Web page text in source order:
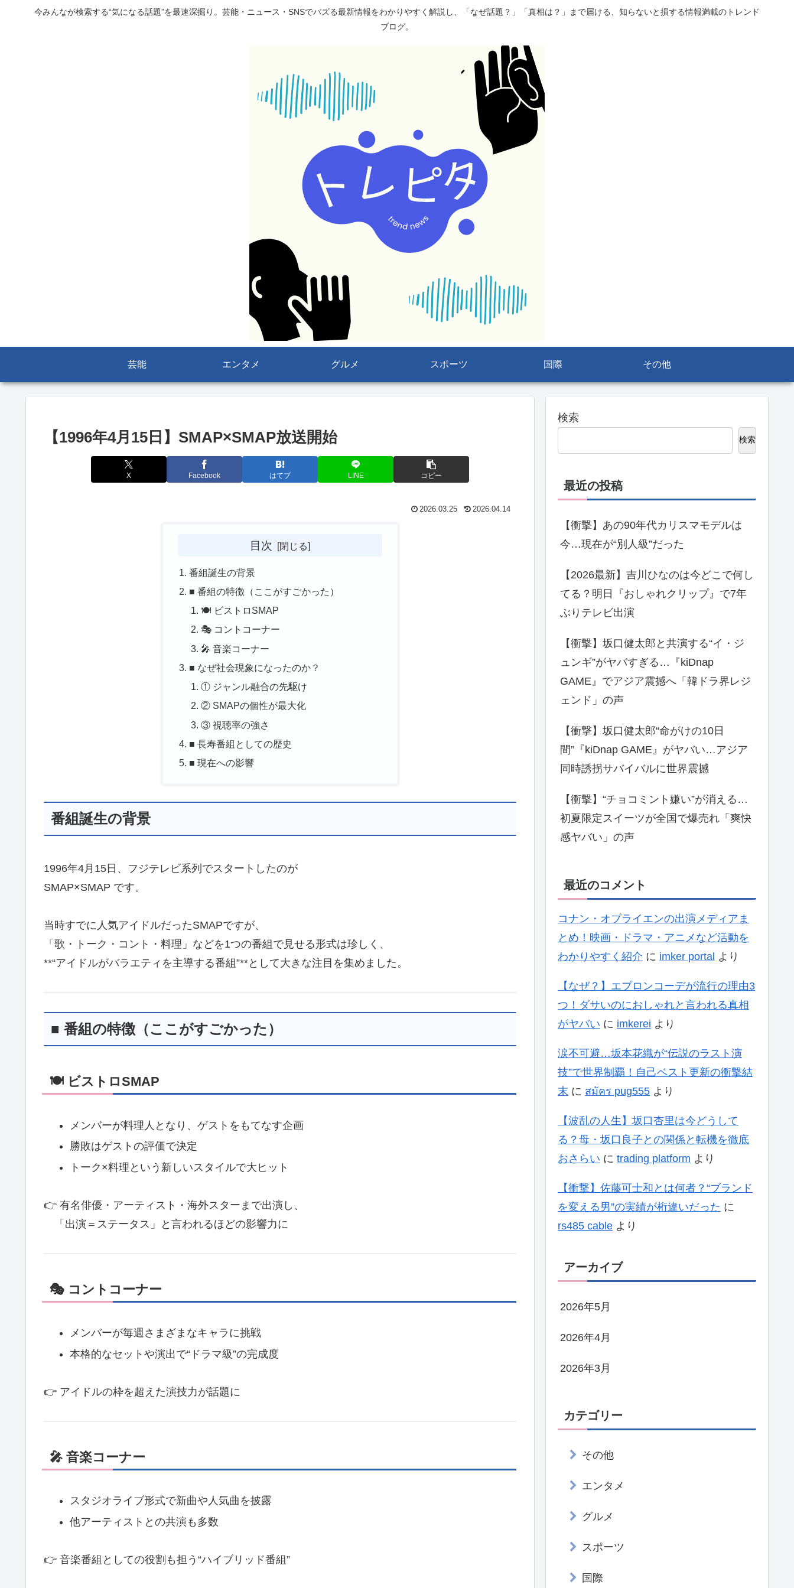
今みんなが検索する“気になる話題”を最速深掘り。芸能・ニュース・SNSでバズる最新情報をわかりやすく解説し、「なぜ話題？」「真相は？」まで届ける、知らないと損する情報満載のトレンド
ブログ。
芸能 エンタメ グルメ スポーツ 国際 その他
【1996年4月15日】SMAP×SMAP放送開始
X Facebook はてブ LINE コピー
2026.03.25 2026.04.14
目次
番組誕生の背景
■ 番組の特徴（ここがすごかった）
🍽 ビストロSMAP
🎭 コントコーナー
🎤 音楽コーナー
■ なぜ社会現象になったのか？
① ジャンル融合の先駆け
② SMAPの個性が最大化
③ 視聴率の強さ
■ 長寿番組としての歴史
■ 現在への影響
番組誕生の背景
1996年4月15日、フジテレビ系列でスタートしたのが
SMAP×SMAP です。
当時すでに人気アイドルだったSMAPですが、
「歌・トーク・コント・料理」などを1つの番組で見せる形式は珍しく、
**“アイドルがバラエティを主導する番組”**として大きな注目を集めました。
■ 番組の特徴（ここがすごかった）
🍽 ビストロSMAP
メンバーが料理人となり、ゲストをもてなす企画
勝敗はゲストの評価で決定
トーク×料理という新しいスタイルで大ヒット
👉 有名俳優・アーティスト・海外スターまで出演し、
「出演＝ステータス」と言われるほどの影響力に
🎭 コントコーナー
メンバーが毎週さまざまなキャラに挑戦
本格的なセットや演出で“ドラマ級”の完成度
👉 アイドルの枠を超えた演技力が話題に
🎤 音楽コーナー
スタジオライブ形式で新曲や人気曲を披露
他アーティストとの共演も多数
👉 音楽番組としての役割も担う“ハイブリッド番組”
検索
検索
最近の投稿
【衝撃】あの90年代カリスマモデルは
今…現在が“別人級”だった
【2026最新】吉川ひなのは今どこで何し
てる？明日『おしゃれクリップ』で7年
ぶりテレビ出演
【衝撃】坂口健太郎と共演する“イ・ジ
ュンギ”がヤバすぎる…『kiDnap
GAME』でアジア震撼へ「韓ドラ界レジ
ェンド」の声
【衝撃】坂口健太郎“命がけの10日
間”『kiDnap GAME』がヤバい…アジア
同時誘拐サバイバルに世界震撼
【衝撃】“チョコミント嫌い”が消える…
初夏限定スイーツが全国で爆売れ「爽快
感ヤバい」の声
最近のコメント
コナン・オブライエンの出演メディアま
とめ！映画・ドラマ・アニメなど活動を
わかりやすく紹介 に imker portal より
【なぜ？】エプロンコーデが流行の理由3
つ！ダサいのにおしゃれと言われる真相
がヤバい に imkerei より
涙不可避…坂本花織が“伝説のラスト演
技”で世界制覇！自己ベスト更新の衝撃結
末 に สมัคร pug555 より
【波乱の人生】坂口杏里は今どうして
る？母・坂口良子との関係と転機を徹底
おさらい に trading platform より
【衝撃】佐藤可士和とは何者？“ブランド
を変える男”の実績が桁違いだった に
rs485 cable より
アーカイブ
2026年5月
2026年4月
2026年3月
カテゴリー
その他
エンタメ
グルメ
スポーツ
国際